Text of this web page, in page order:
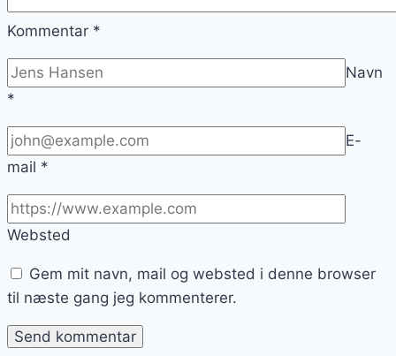
Kommentar *
Navn
*
E-
mail *
Websted
Gem mit navn, mail og websted i denne browser
til næste gang jeg kommenterer.